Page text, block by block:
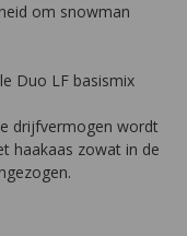
om snowman
Duo LF basismix
drijfvermogen wordt
haakaas zowat in de